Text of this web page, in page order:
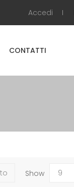
Accedi
CONTATTI
Show